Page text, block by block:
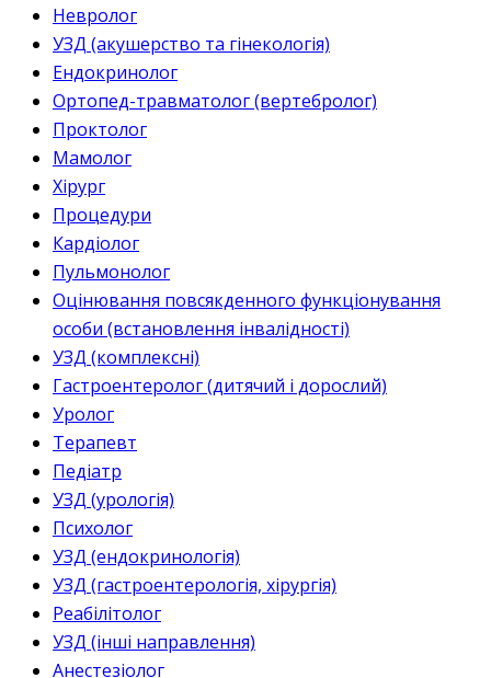
Невролог
УЗД (акушерство та гінекологія)
Ендокринолог
Ортопед-травматолог (вертебролог)
Проктолог
Мамолог
Хірург
Процедури
Кардіолог
Пульмонолог
Оцінювання повсякденного функціонування
особи (встановлення інвалідності)
УЗД (комплексні)
Гастроентеролог (дитячий і дорослий)
Уролог
Терапевт
Педіатр
УЗД (урологія)
Психолог
УЗД (ендокринологія)
УЗД (гастроентерологія, хірургія)
Реабілітолог
УЗД (інші направлення)
Анестезіолог